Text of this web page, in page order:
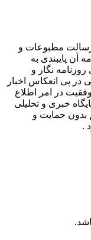
رسالت مطبوعات و
آن پایبندی به
نگار و
در پی انعکاس اخبار
در امر اطلاع
خبری و تحلیلی
بدون حمایت و
.